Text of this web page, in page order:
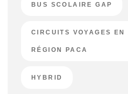
BUS SCOLAIRE GAP
CIRCUITS VOYAGES EN
RÉGION PACA
HYBRID